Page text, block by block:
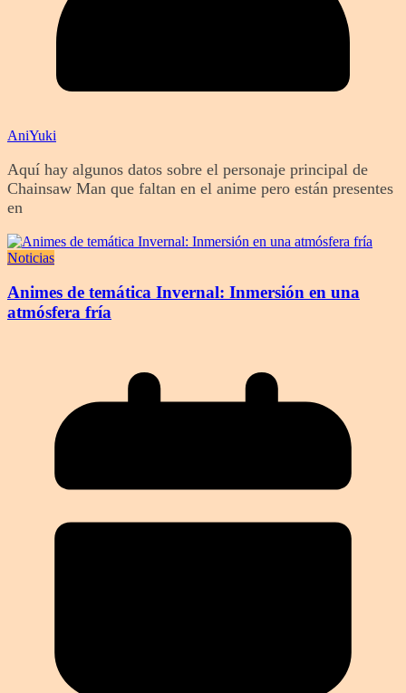
AniYuki
Aquí hay algunos datos sobre el personaje principal de
Chainsaw Man que faltan en el anime pero están presentes
en
Noticias
Animes de temática Invernal: Inmersión en una
atmósfera fría